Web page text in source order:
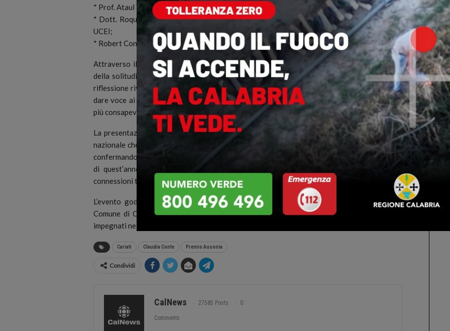
* Prof. Ataul Wasih Tariq, Grande Imam della Comunità Musulmana Ahmadiyya e teologo;
* Dott. Roque Pugliese, delegato della Sezione Calabria della Comunità Ebraica di Napoli –
UCEI;
* Robert Constantin Ghimiși, sacerdote della Chiesa Ortodossa Romena in Italia.
Attraverso il suo libro, Claudia Conte affronta con sensibilità il tema del disagio giovanile,
della solitudine e della necessità di ricostruire relazioni autentiche, offrendo uno spunto di
riflessione rivolto a famiglie, educatori, istituzioni e nuove generazioni. Un’opera che invita a
dare voce ai silenzi e a riscoprire il valore dell’ascolto come primo passo verso una società
più consapevole e inclusiva.
La presentazione si inserisce nel programma culturale del Premio Ausonia, manifestazione
nazionale che da dodici edizioni promuove il dialogo tra arte, cultura, spettacolo e territorio,
confermandosi un laboratorio di idee e confronto sui grandi temi del nostro tempo. L’edizione
di quest’anno dedica particolare attenzione ai valori dell’inclusione, della pace e delle
connessioni tra persone e comunità.
L’evento gode del patrocinio del Ministero della Cultura, del Ministero del Turismo, del
Comune di Cariati e della Regione Calabria, con il coinvolgimento di istituzioni e partner
impegnati nella valorizzazione della cultura come motore di crescita civile e sociale.
Cariati Claudia Conte Premio Ausonia
Condividi
CalNews 27585 Posts 0
Comments